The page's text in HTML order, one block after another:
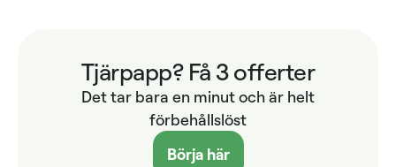
Tjärpapp? Få 3 offerter
Det tar bara en minut och är helt
förbehållslöst
Börja här